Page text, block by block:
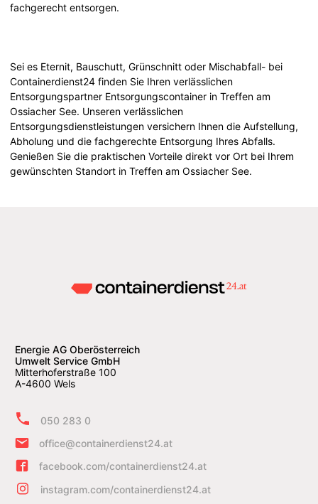
fachgerecht entsorgen.
Sei es Eternit, Bauschutt, Grünschnitt oder Mischabfall- bei
Containerdienst24 finden Sie Ihren verlässlichen
Entsorgungspartner Entsorgungscontainer in Treffen am
Ossiacher See. Unseren verlässlichen
Entsorgungsdienstleistungen versichern Ihnen die Aufstellung,
Abholung und die fachgerechte Entsorgung Ihres Abfalls.
Genießen Sie die praktischen Vorteile direkt vor Ort bei Ihrem
gewünschten Standort in Treffen am Ossiacher See.
Energie AG Oberösterreich
Umwelt Service GmbH
Mitterhoferstraße 100
A-4600 Wels
050 283 0
office@containerdienst24.at
facebook.com/containerdienst24.at
instagram.com/containerdienst24.at